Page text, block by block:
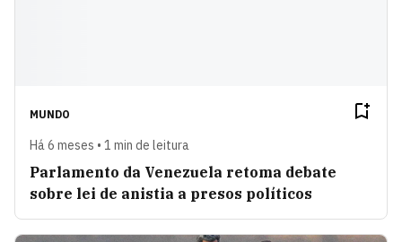
MUNDO
Há 6 meses • 1 min de leitura
Parlamento da Venezuela retoma debate
sobre lei de anistia a presos políticos